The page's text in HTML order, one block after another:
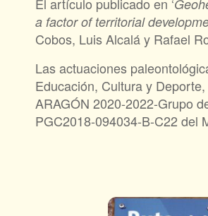
El artículo publicado en ‘
a factor of territorial
Cobos, Luis Alcalá y Rafael
Las actuaciones
Educación, Cultura y
ARAGÓN 2020-2022-Grupo
PGC2018-094034-B-C22 del